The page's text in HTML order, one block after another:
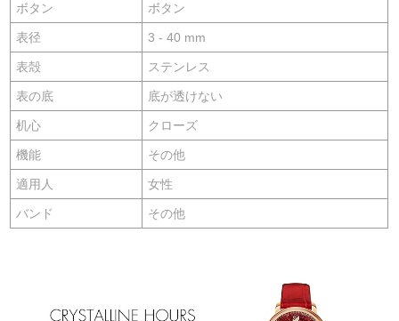
ボタン ボタン
表径 3 - 40 mm
表殻 ステンレス
表の底 底が透けない
机心 クローズ
機能 その他
適用人 女性
バンド その他